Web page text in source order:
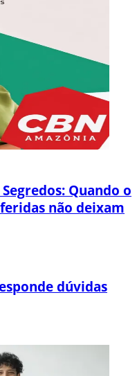
Quando o
não deixam
dúvidas